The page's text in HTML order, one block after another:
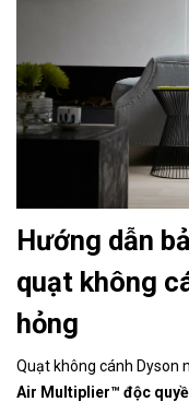
Hướng dẫn
quạt không
hỏng
Quạt không cánh Dyson
Air Multiplier™ độc